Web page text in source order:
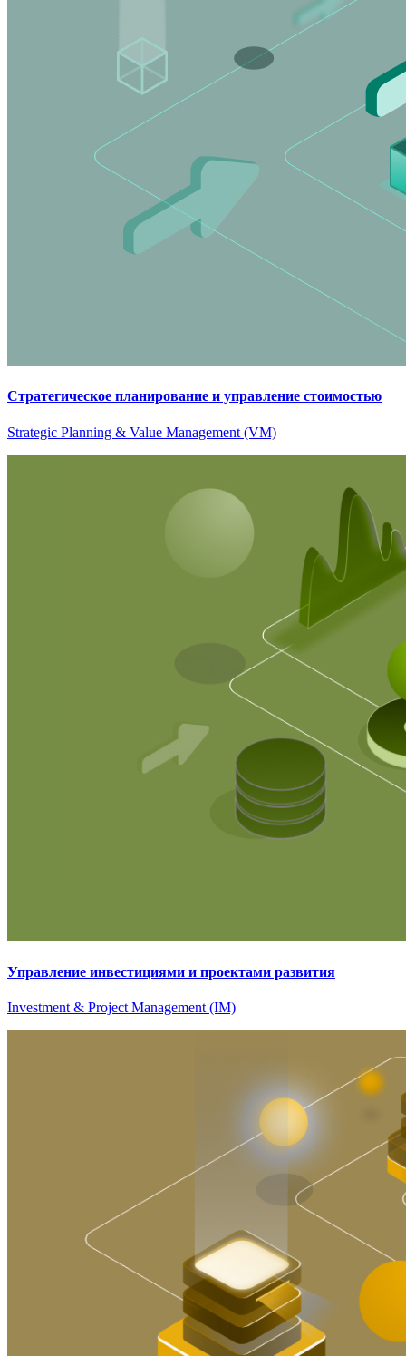
Стратегическое планирование и управление стоимостью
Strategic Planning & Value Management (VM)
Управление инвестициями и проектами развития
Investment & Project Management (IM)